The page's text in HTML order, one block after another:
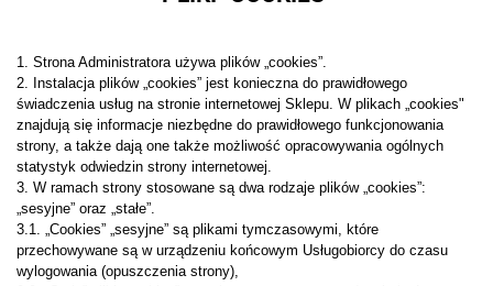
1. Strona Administratora używa plików „cookies”.
2. Instalacja plików „cookies” jest konieczna do prawidłowego
świadczenia usług na stronie internetowej Sklepu. W plikach „cookies"
znajdują się informacje niezbędne do prawidłowego funkcjonowania
strony, a także dają one także możliwość opracowywania ogólnych
statystyk odwiedzin strony internetowej.
3. W ramach strony stosowane są dwa rodzaje plików „cookies”:
„sesyjne” oraz „stałe”.
3.1. „Cookies” „sesyjne” są plikami tymczasowymi, które
przechowywane są w urządzeniu końcowym Usługobiorcy do czasu
wylogowania (opuszczenia strony),